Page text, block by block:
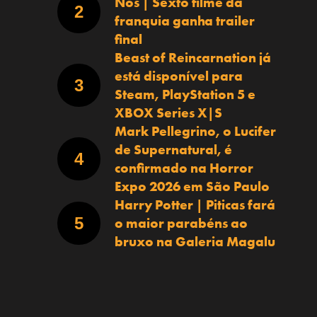
franquia ganha trailer
final
Beast of Reincarnation já
está disponível para
Steam, PlayStation 5 e
XBOX Series X|S
Mark Pellegrino, o Lucifer
de Supernatural, é
confirmado na Horror
Expo 2026 em São Paulo
Harry Potter | Piticas fará
o maior parabéns ao
bruxo na Galeria Magalu